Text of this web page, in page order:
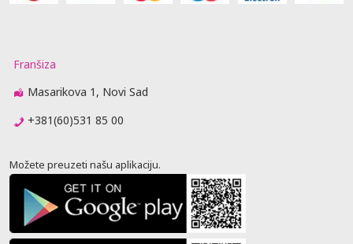
Franšiza
Masarikova 1, Novi Sad
+381(60)531 85 00
Možete preuzeti našu aplikaciju.